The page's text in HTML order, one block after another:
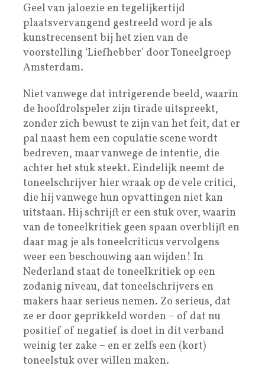
Geel van jaloezie en tegelijkertijd
plaatsvervangend gestreeld word je als
kunstrecensent bij het zien van de
voorstelling ‘Liefhebber’ door Toneelgroep
Amsterdam.
Niet vanwege dat intrigerende beeld, waarin
de hoofdrolspeler zijn tirade uitspreekt,
zonder zich bewust te zijn van het feit, dat er
pal naast hem een copulatie scene wordt
bedreven, maar vanwege de intentie, die
achter het stuk steekt. Eindelijk neemt de
toneelschrijver hier wraak op de vele critici,
die hij vanwege hun opvattingen niet kan
uitstaan. Hij schrijft er een stuk over, waarin
van de toneelkritiek geen spaan overblijft en
daar mag je als toneelcriticus vervolgens
weer een beschouwing aan wijden! In
Nederland staat de toneelkritiek op een
zodanig niveau, dat toneelschrijvers en
makers haar serieus nemen. Zo serieus, dat
ze er door geprikkeld worden – of dat nu
positief of negatief is doet in dit verband
weinig ter zake – en er zelfs een (kort)
toneelstuk over willen maken.